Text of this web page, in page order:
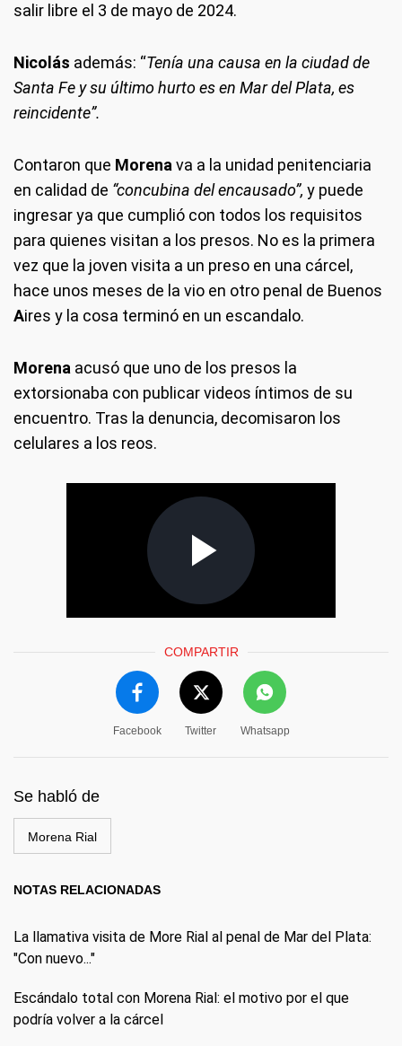
salir libre el 3 de mayo de 2024.
Nicolás además: “Tenía una causa en la ciudad de
Santa Fe y su último hurto es en Mar del Plata, es
reincidente”.
Contaron que Morena va a la unidad penitenciaria
en calidad de “concubina del encausado”, y puede
ingresar ya que cumplió con todos los requisitos
para quienes visitan a los presos. No es la primera
vez que la joven visita a un preso en una cárcel,
hace unos meses de la vio en otro penal de Buenos
Aires y la cosa terminó en un escandalo.
Morena acusó que uno de los presos la
extorsionaba con publicar videos íntimos de su
encuentro. Tras la denuncia, decomisaron los
celulares a los reos.
COMPARTIR
Facebook Twitter Whatsapp
Se habló de
Morena Rial
NOTAS RELACIONADAS
La llamativa visita de More Rial al penal de Mar del Plata:
"Con nuevo..."
Escándalo total con Morena Rial: el motivo por el que
podría volver a la cárcel